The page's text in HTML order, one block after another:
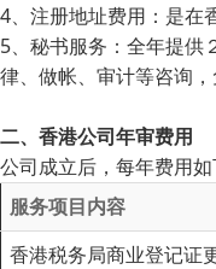
4、注册地址费用：是在
5、秘书服务：全年提供
律、做帐、审计等咨询
二、香港公司年审费用
公司成立后，每年费用
服务项目内容
香港税务局商业登记证